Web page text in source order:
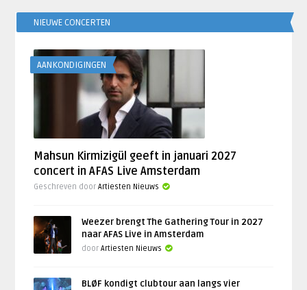
NIEUWE CONCERTEN
AANKONDIGINGEN
Mahsun Kirmizigül geeft in januari 2027
concert in AFAS Live Amsterdam
Geschreven doorArtiesten Nieuws
Weezer brengt The Gathering Tour in 2027
naar AFAS Live in Amsterdam
doorArtiesten Nieuws
BLØF kondigt clubtour aan langs vier